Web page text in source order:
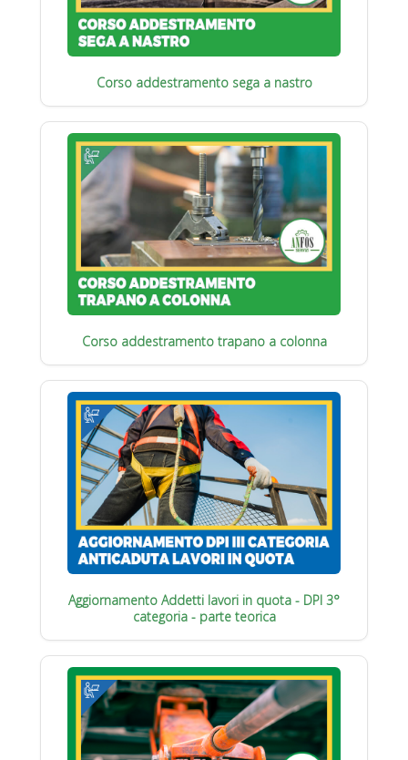
Corso addestramento sega a nastro
Corso addestramento trapano a colonna
Aggiornamento Addetti lavori in quota - DPI 3°
categoria - parte teorica